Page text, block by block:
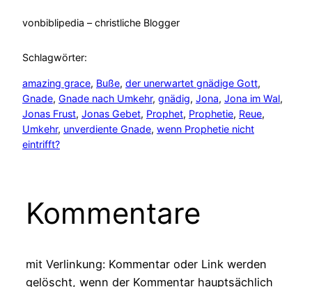
vonbiblipedia – christliche Blogger
Schlagwörter:
amazing grace, Buße, der unerwartet gnädige Gott
Gnade, Gnade nach Umkehr, gnädig, Jona, Jona im Wal
Jonas Frust, Jonas Gebet, Prophet, Prophetie, Reue
Umkehr, unverdiente Gnade, wenn Prophetie nicht
eintrifft?
Kommentare
mit Verlinkung: Kommentar oder Link werden
gelöscht, wenn der Kommentar hauptsächlich